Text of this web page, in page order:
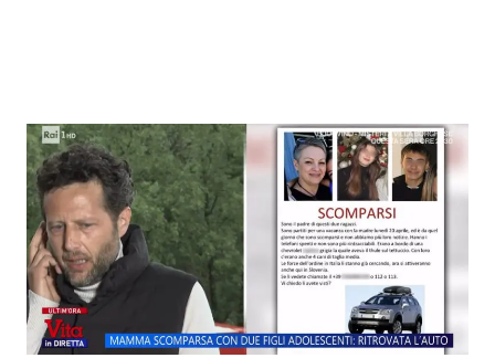
News Spettacolo
Benessere
Casa
Moda e Style
Cucina e Ricette
Consigli di Cucina
Dolci